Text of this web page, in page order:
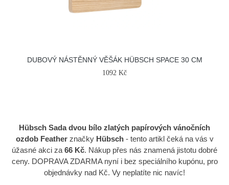
DUBOVÝ NÁSTĚNNÝ VĚŠÁK HÜBSCH SPACE 30 CM
1092 Kč
Hübsch Sada dvou bílo zlatých papírových vánočních
ozdob FeatherznačkyHübsch- tento artikl čeká na vás v
úžasné akci za 66 Kč. Nákup přes nás znamená jistotu dobré
ceny. DOPRAVA ZDARMA nyní i bez speciálního kupónu, pro
objednávky nad Kč. Vy neplatíte nic navíc!